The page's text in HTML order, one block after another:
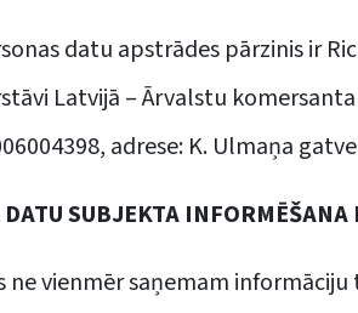
datu apstrādes pārzinis ir
Latvijā – Ārvalstu
adrese: K. Ulmaņa
DATU SUBJEKTA
ne vienmēr saņemam